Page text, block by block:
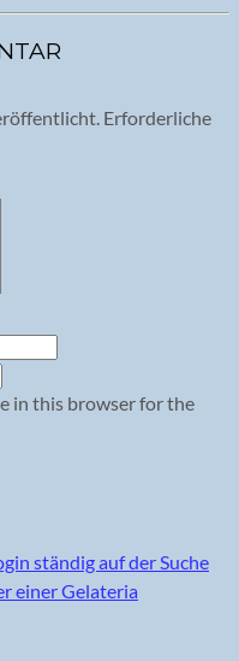
Erforderliche
in this browser for the